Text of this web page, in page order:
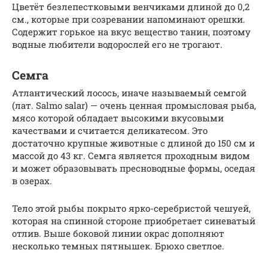
Цветёт безлепестковыми венчиками длиной до 0,2
см., которые при созревании напоминают орешки.
Содержит горькое на вкус вещество танин, поэтому
водные любители водорослей его не трогают.
Семга
Атлантический лосось, иначе называемый семгой
(лат. Salmo salar) — очень ценная промысловая рыба,
мясо которой обладает высокими вкусовыми
качествами и считается деликатесом. Это
достаточно крупные животные с длиной до 150 см и
массой до 43 кг. Семга является проходным видом
и может образовывать пресноводные формы, оседая
в озерах.
Тело этой рыбы покрыто ярко-серебристой чешуей,
которая на спинной стороне приобретает синеватый
отлив. Выше боковой линии окрас дополняют
несколько темных пятнышек. Брюхо светлое.